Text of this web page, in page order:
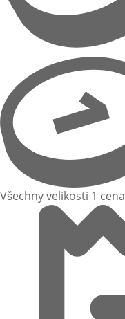
Všechny velikosti 1 cena